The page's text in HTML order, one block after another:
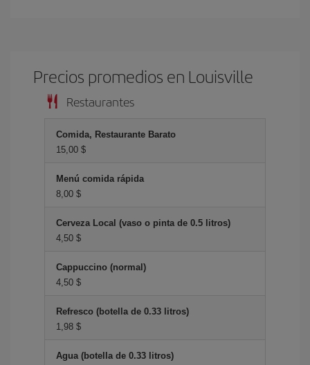
Precios promedios en Louisville
Restaurantes
Comida, Restaurante Barato
15,00 $
Menú comida rápida
8,00 $
Cerveza Local (vaso o pinta de 0.5 litros)
4,50 $
Cappuccino (normal)
4,50 $
Refresco (botella de 0.33 litros)
1,98 $
Agua (botella de 0.33 litros)